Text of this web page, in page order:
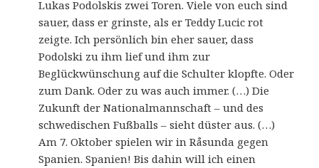
Lukas Podolskis zwei Toren. Viele von euch sind
sauer, dass er grinste, als er Teddy Lucic rot
zeigte. Ich persönlich bin eher sauer, dass
Podolski zu ihm lief und ihm zur
Beglückwünschung auf die Schulter klopfte. Oder
zum Dank. Oder zu was auch immer.(…) Die
Zukunft der Nationalmannschaft – und des
schwedischen Fußballs – sieht düster aus. (…)
Am 7. Oktober spielen wir in Råsunda gegen
Spanien. Spanien! Bis dahin will ich einen